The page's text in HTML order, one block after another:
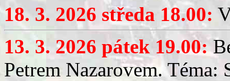
18. 3. 2026 středa 18.00:
13. 3. 2026 pátek 19.00:
Petrem Nazarovem. Téma: